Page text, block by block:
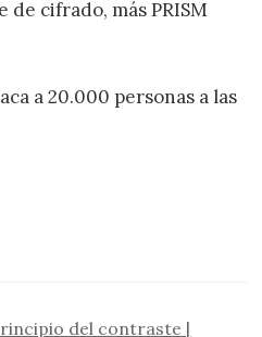
cifrado, más PRISM
a 20.000 personas a las
del contraste |